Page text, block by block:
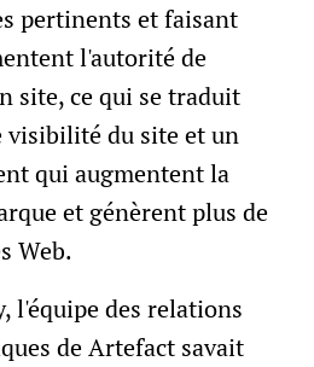
pertinents et faisant
l'autorité de
site, ce qui se traduit
visibilité du site et un
qui augmentent la
et génèrent plus de
Web.
l'équipe des relations
de Artefact savait